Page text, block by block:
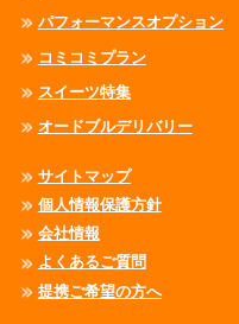
パフォーマンスオプション
コミコミプラン
スイーツ特集
オードブルデリバリー
サイトマップ
個人情報保護方針
会社情報
よくあるご質問
提携ご希望の方へ